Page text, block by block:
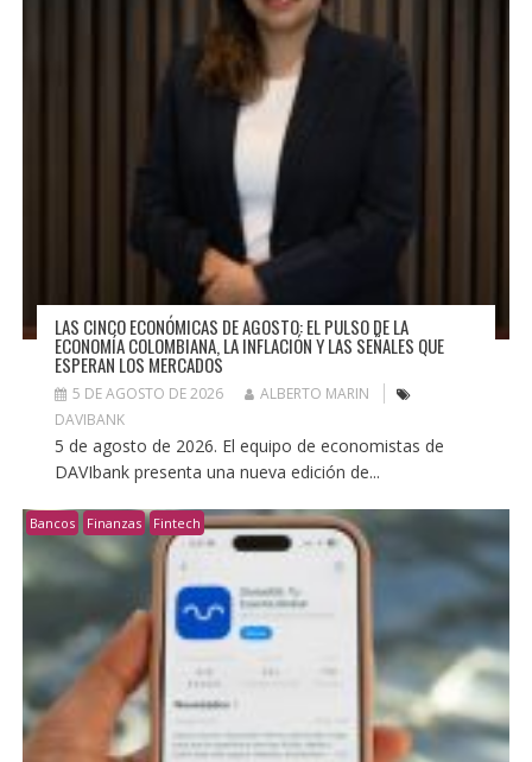
LAS CINCO ECONÓMICAS DE AGOSTO: EL PULSO DE LA
ECONOMÍA COLOMBIANA, LA INFLACIÓN Y LAS SEÑALES QUE
ESPERAN LOS MERCADOS
5 DE AGOSTO DE 2026
ALBERTO MARIN
DAVIBANK
5 de agosto de 2026. El equipo de economistas de
DAVIbank presenta una nueva edición de...
Bancos Finanzas Fintech